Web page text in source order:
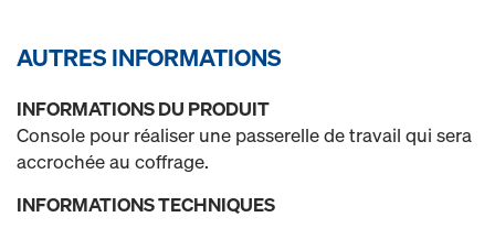
AUTRES INFORMATIONS
INFORMATIONS DU PRODUIT
Console pour réaliser une passerelle de travail qui sera
accrochée au coffrage.
INFORMATIONS TECHNIQUES